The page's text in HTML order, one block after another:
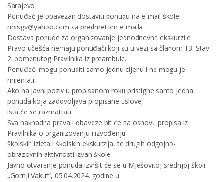
Sarajevo
Ponuđač je obavezan dostaviti ponudu na e-mail škole
mssgv@yahoo.com sa predmetom e-maila
Dostava ponude za organizovanje jednodnevne ekskurzije
Pravo učešća nemaju ponuđači koji su u vezi sa članom 13. Stav
2. pomenutog Pravilnika iz preambule.
Ponuđači mogu ponuditi samo jednu cijenu i ne mogu je
mijenjati.
Ako na javni poziv u propisanom roku pristigne samo jedna
ponuda koja zadovoljava propisane uslove,
ista će se razmatrati.
Sva naknadna prava i obaveze bit će na osnovu propisa iz
Pravilnika o organizovanju i izvođenju
školskih izleta i školskih ekskurzija, te drugih odgojno-
obrazovnih aktivnosti izvan škole.
Javno otvaranje ponuda izvršit će se u Mješovitoj srednjoj školi
„Gornji Vakuf“, 05.04.2024. godine u